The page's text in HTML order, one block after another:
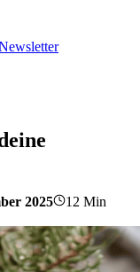
2025 12 Min